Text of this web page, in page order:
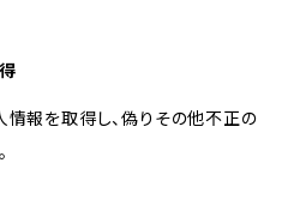
情報を取得し、偽りその他不正の